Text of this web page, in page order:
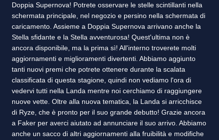
Doppia Supernova! Potrete osservare le stelle scintillanti nella
schermata principale, nel negozio e persino nella schermata di
caricamento. Assieme a Doppia Supernova arrivano anche la
Stella sfidante e la Stella avventurosa! Quest'ultima non è
ancora disponibile, ma la prima sì! All'interno troverete molti
aggiornamenti e miglioramenti divertenti. Abbiamo aggiunto
tanti nuovi premi che potrete ottenere durante la scalata
classificata di questa stagione, quindi non vediamo l'ora di
vedervi tutti nella Landa mentre noi cerchiamo di raggiungere
nuove vette. Oltre alla nuova tematica, la Landa si arricchisce
di Ryze, che è pronto per il suo grande debutto! Grazie ancora
a Faker per averci aiutato ad annunciare il suo arrivo. Abbiamo
anche un sacco di altri aggiornamenti alla fruibilità e modifiche